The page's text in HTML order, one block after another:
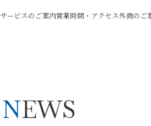
サービスのご案内営業時間・アクセス外商のご
NEWS